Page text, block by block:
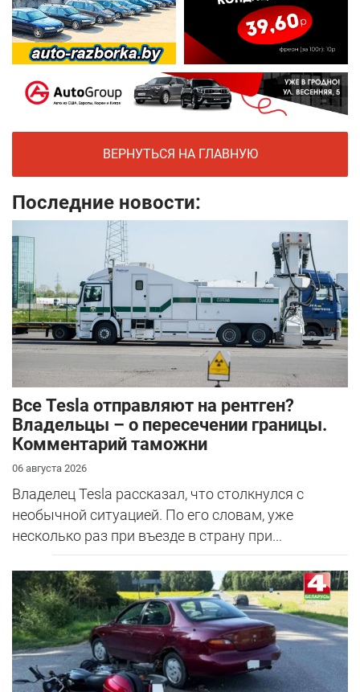
ВЕРНУТЬСЯ НА ГЛАВНУЮ
Последние новости:
Все Tesla отправляют на рентген?
Владельцы – о пересечении границы.
Комментарий таможни
06 августа 2026
Владелец Tesla рассказал, что столкнулся с
необычной ситуацией. По его словам, уже
несколько раз при въезде в страну при...